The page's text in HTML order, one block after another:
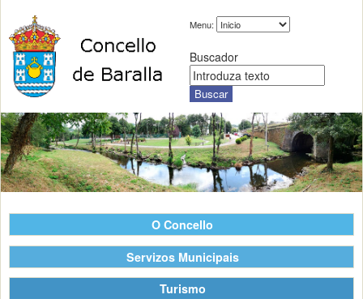
Menu:
Buscador
O Concello
Servizos Municipais
Turismo